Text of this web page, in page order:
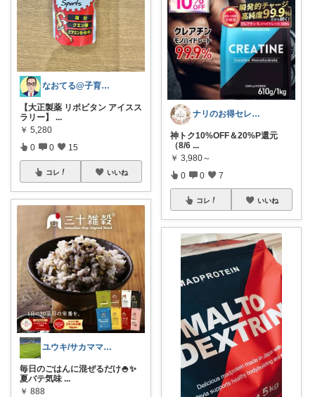
なおてる@子育て共働き いつもTHX🙏
【大正製薬 リポビタン アイスス
ラリー】 ...
￥ 5,280
0 0 15
コレ いいね
ユウキ/サカママ応援&パパ指導者応援
毎日のごはんに混ぜるだけ🍚✨
夏バテ気味 ...
￥ 888
ナリのお得セレクト
神トク10%OFF＆20%P還元
（8/6 ...
￥ 3,980～
0 0 7
コレ いいね